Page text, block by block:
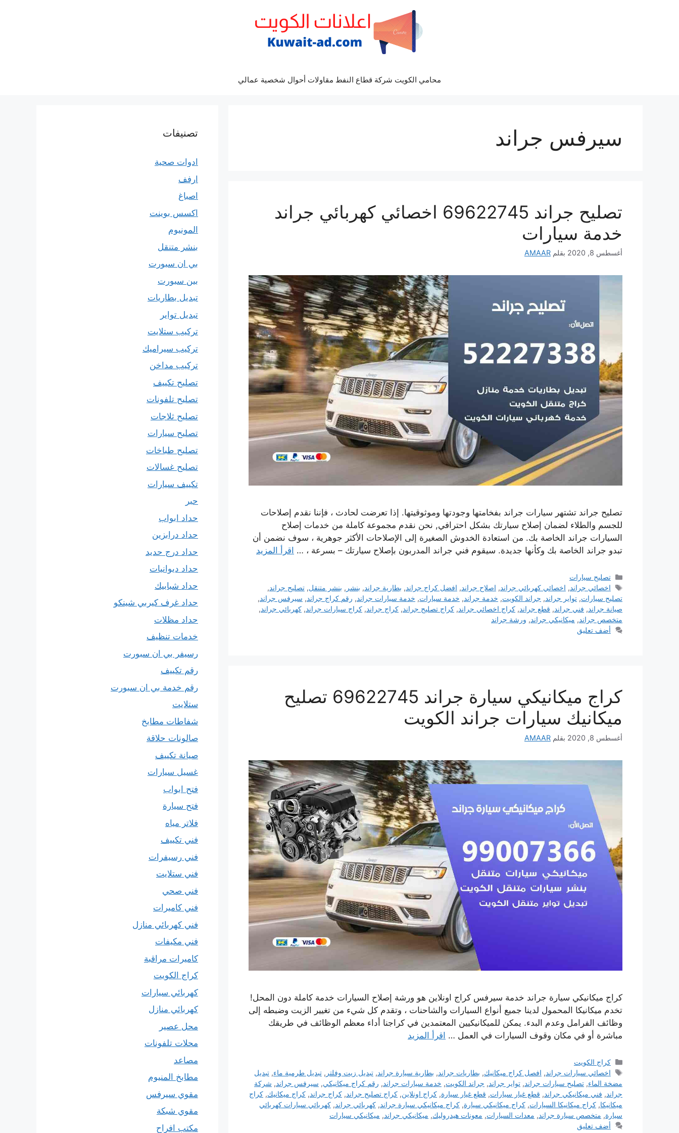
محامي الكويت شركة قطاع النفط مقاولات أحوال شخصية عمالي
سيرفس جراند
تصليح جراند 69622745 اخصائي كهربائي جراند
خدمة سيارات
أغسطس 8, 2020 بقلم AMAAR
تصليح جراند تشتهر سيارات جراند بفخامتها وجودتها وموثوقيتها. إذا تعرضت لحادث ، فإننا نقدم إصلاحات
للجسم والطلاء لضمان إصلاح سيارتك بشكل احترافي, نحن نقدم مجموعة كاملة من خدمات إصلاح
السيارات جراند الخاصة بك. من استعادة الخدوش الصغيرة إلى الإصلاحات الأكثر جوهرية ، سوف نضمن أن
تبدو جراند الخاصة بك وكأنها جديدة. سيقوم فني جراند المدربون بإصلاح سيارتك – بسرعة ، … اقرأ المزيد
التصنيفات
تصليح سيارات
الوسوم
اخصائي جراند, اخصائي كهربائي جراند, اصلاح جراند, افضل كراج جراند, بطارية جراند, بنشر , بنشر متنقل,تصليح جراند,
تصليح سيارات, تواير جراند, جراند الكويت, خدمة جراند, خدمة سيارات, خدمة سيارات جراند, رقم كراج جراند, سيرفس جراند,
صيانة جراند, فني جراند, قطع جراند, كراج اخصائي جراند, كراج تصليح جراند, كراج جراند, كراج سيارات جراند, كهربائي جراند,
متخصص جراند, ميكانيكي جراند, ورشة جراند
أضف تعليق
كراج ميكانيكي سيارة جراند 69622745 تصليح
ميكانيك سيارات جراند الكويت
أغسطس 8, 2020 بقلم AMAAR
كراج ميكانيكي سيارة جراند خدمة سيرفس كراج اونلاين هو ورشة إصلاح السيارات خدمة كاملة دون المحل!
تخدم ميكانيكا المحمول لدينا جميع أنواع السيارات والشاحنات ، وتقدم كل شيء من تغيير الزيت وضبطه إلى
وظائف الفرامل وعدم البدء. يمكن للميكانيكيين المعتمدين في كراجنا أداء معظم الوظائف في طريقك
مباشرة أو في مكان وقوف السيارات في العمل … اقرأ المزيد
التصنيفات
كراج الكويت
الوسوم
اخصائي سيارات جراند, افصل كراج ميكانيك, بطاريات جراند, بطارية سيارة جراند,تبديل زيت وفلتر ,تبديل طرمية ماء,تبديل
مضخة الماء, تصليح سيارات جراند, تواير جراند, جراند الكويت, خدمة سيارات جراند, رقم كراج ميكانيكي, سيرفس جراند, شركة
جراند, فني ميكانيكي جراند, قطع غيار سيارات, قطع غيار سيارة, كراج اونلاين, كراج تصليح جراند, كراج جراند, كراج ميكانيك, كراج
ميكانيكا, كراج ميكانيكا السيارات, كراج ميكانيكي سيارة, كراج ميكانيكي سيارة جراند, كهربائي جراند, كهربائي سيارات كهربائي
سيارة, متخصص سيارة جراند, معدات السيارات, معونات هيدروليك, ميكانيكي جراند, ميكانيكي سيارات
أضف تعليق
تصنيفات
ادوات صحية
ارفف
اصباغ
اكسس بوينت
المونيوم
بنشر متنقل
بي ان سبورت
بين سبورت
تبديل بطاريات
تبديل تواير
تركيب ستلايت
تركيب سيراميك
تركيب مداخن
تصليح تكييف
تصليح تلفونات
تصليح ثلاجات
تصليح سيارات
تصليح طباخات
تصليح غسالات
تكييف سيارات
حبر
حداد ابواب
حداد درابزين
حداد درج حديد
حداد ديوانيات
حداد شبابيك
حداد غرف كيربي شينكو
حداد مظلات
خدمات تنظيف
رسيفر بي ان سبورت
رقم تكييف
رقم خدمة بي ان سبورت
ستلايت
شفاطات مطابخ
صالونات حلاقة
صيانة تكييف
غسيل سيارات
فتح ابواب
فتح سيارة
فلاتر مياه
فني تكييف
فني رسيفرات
فني ستلايت
فني صحي
فني كاميرات
فني كهربائي منازل
فني مكيفات
كاميرات مراقبة
كراج الكويت
كهربائي سيارات
كهربائي منازل
محل عصير
محلات تلفونات
مصاعد
مطابخ المنيوم
مقوي سيرفس
مقوي شبكة
مكتب افراح